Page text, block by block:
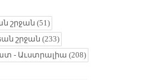
շրջան (51)
շրջան (233)
- Աւստրալիա (208)